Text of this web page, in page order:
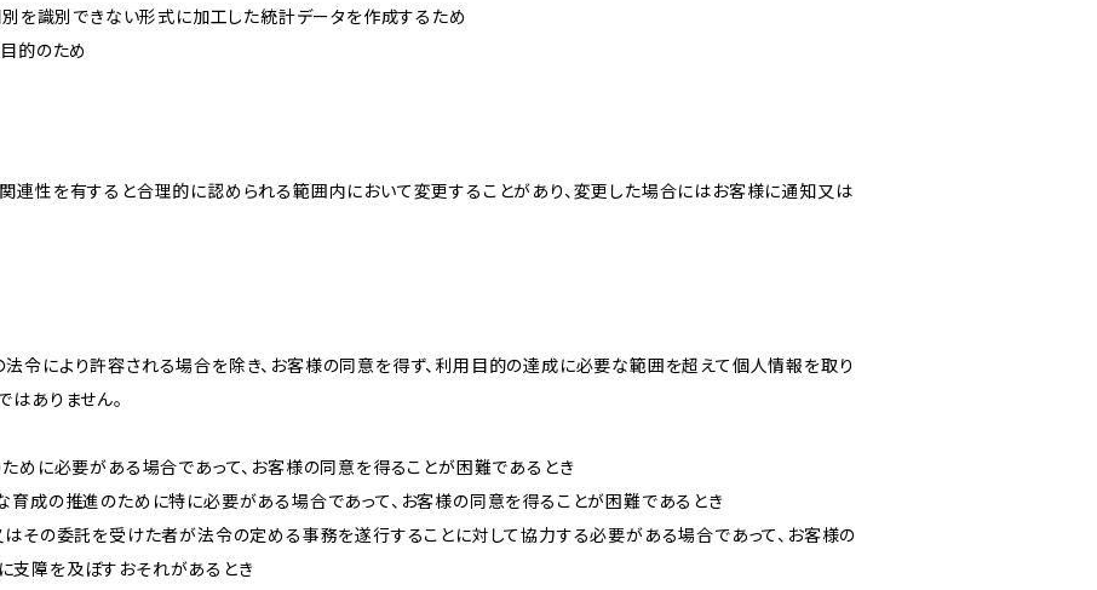
別を識別できない形式に加工した統計データを作成するため
的のため
関連性を有すると合理的に認められる範囲内において変更することがあり、変更した場合にはお客様に通知又は
法令により許容される場合を除き、お客様の同意を得ず、利用目的の達成に必要な範囲を超えて個人情報を取り
はありません。
ために必要がある場合であって、お客様の同意を得ることが困難であるとき
育成の推進のために特に必要がある場合であって、お客様の同意を得ることが困難であるとき
はその委託を受けた者が法令の定める事務を遂行することに対して協力する必要がある場合であって、お客様の
支障を及ぼすおそれがあるとき